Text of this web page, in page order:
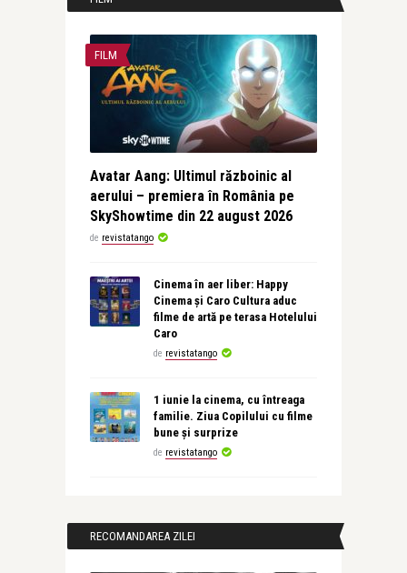
FILM
Avatar Aang: Ultimul războinic al
aerului – premiera în România pe
SkyShowtime din 22 august 2026
de revistatango
Cinema în aer liber: Happy
Cinema și Caro Cultura aduc
filme de artă pe terasa Hotelului
Caro
de revistatango
1 iunie la cinema, cu întreaga
familie. Ziua Copilului cu filme
bune și surprize
de revistatango
RECOMANDAREA ZILEI